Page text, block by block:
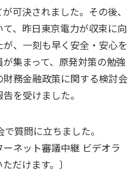
可決されました。その後、
、昨日東京電力が収束に向
、一刻も早く安全・安心を
集まって、原発対策の勉強
務金融政策に関する検討会
を受けました。
質問に立ちました。
ネット審議中継 ビデオラ
だけます。〕